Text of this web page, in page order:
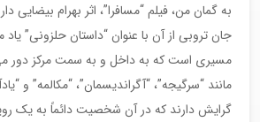
به گمان من، فیلم “مسافرا”، اثر بهرام بیضایی
جان تروبی از آن با عنوان “داستان حلزونی”
مسیری است که به داخل و به سمت مرکز دور
مانند “سرگیجه”، “آگراندیسمان”، “مکالمه” و
گرایش دارند که در آن شخصیت دائماً به یک